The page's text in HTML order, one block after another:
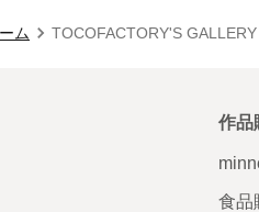
ム TOCOFACTORY'S
作品
食品